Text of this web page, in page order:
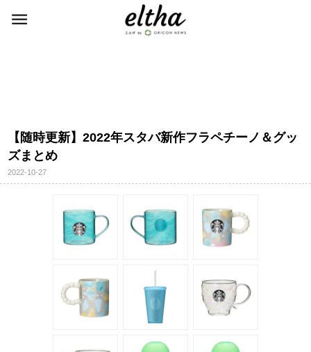
【随時更新】2022年スタバ新作フラペチーノ＆グッ
ズまとめ
2022-10-27